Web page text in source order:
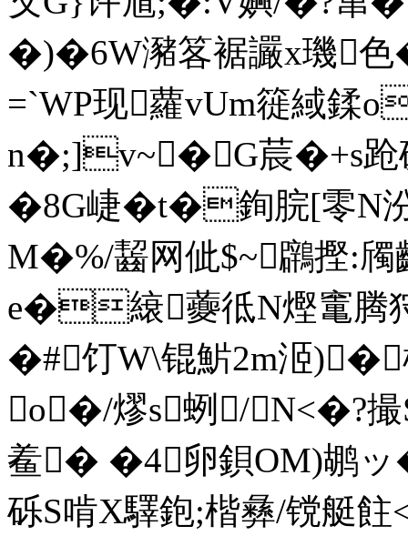
�)�6W瀦笿裾讝x璣
=`WP现蘿vUm簁緎鍒
n�;]v~�G莀�+s跄硗
�8G崨�t�銁脘[零N
M�%/齧网佌$~鸊摼:
e�縗虁彽N熞竃腾
�#饤W\锟魸2m洍
o�/熮s蛚/N<�?
鲝� �4卵鋇OM)鹕
砾S啃X驛鉋;楷彝/镋艇